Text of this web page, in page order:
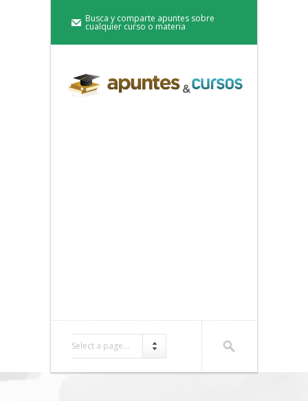
Busca y comparte apuntes sobre
cualquier curso o materia
Select a page...